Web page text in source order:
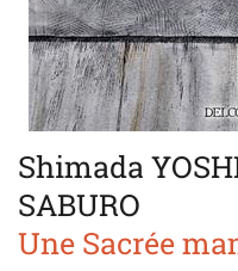
Shimada
SABURO
Une Sacrée